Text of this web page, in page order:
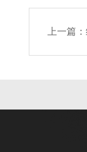
上一篇：